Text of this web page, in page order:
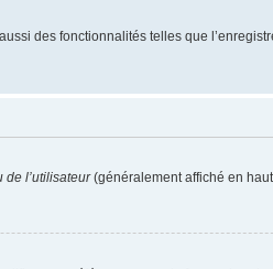
des fonctionnalités telles que
de l’utilisateur(généralement affiché en